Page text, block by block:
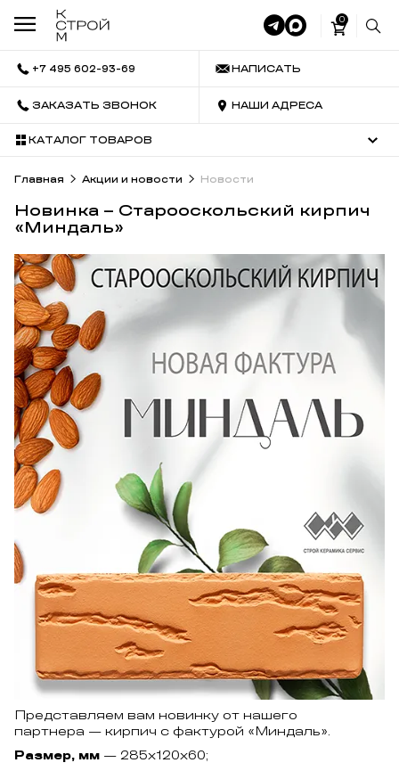
0
+7 495 602-93-69 НАПИСАТЬ
ЗАКАЗАТЬ ЗВОНОК НАШИ АДРЕСА
КАТАЛОГ ТОВАРОВ
Главная Акции и новости Новости
Новинка – Старооскольский кирпич
«Миндаль»
Представляем вам новинку от нашего
партнера — кирпич с фактурой «Миндаль».
Размер, мм — 285х120х60;